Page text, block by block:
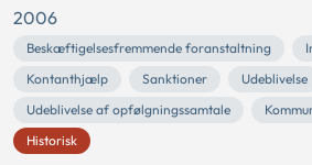
2006
Beskæftigelsesfremmende foranstaltning
Kontanthjælp
Sanktioner
Udeblivelse
Udeblivelse af opfølgningssamtale
Historisk